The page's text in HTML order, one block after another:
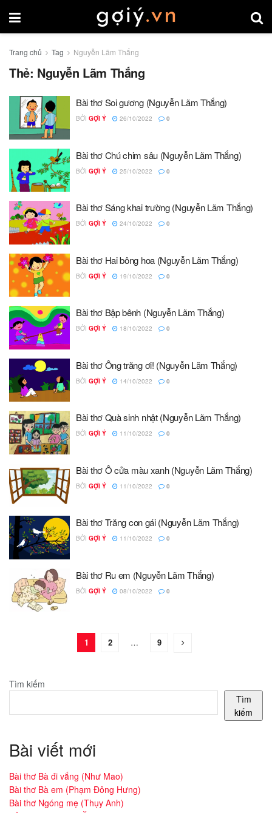
Trang chủ Tag Nguyễn Lãm Thắng
Thẻ: Nguyễn Lãm Thắng
Bài thơ Soi gương (Nguyễn Lãm Thắng)
BỞI GỢI Ý 26/10/2022 0
Bài thơ Chú chim sâu (Nguyễn Lãm Thắng)
BỞI GỢI Ý 25/10/2022 0
Bài thơ Sáng khai trường (Nguyễn Lãm Thắng)
BỞI GỢI Ý 24/10/2022 0
Bài thơ Hai bông hoa (Nguyễn Lãm Thắng)
BỞI GỢI Ý 19/10/2022 0
Bài thơ Bập bênh (Nguyễn Lãm Thắng)
BỞI GỢI Ý 18/10/2022 0
Bài thơ Ông trăng ơi! (Nguyễn Lãm Thắng)
BỞI GỢI Ý 14/10/2022 0
Bài thơ Quà sinh nhật (Nguyễn Lãm Thắng)
BỞI GỢI Ý 11/10/2022 0
Bài thơ Ô cửa màu xanh (Nguyễn Lãm Thắng)
BỞI GỢI Ý 11/10/2022 0
Bài thơ Trăng con gái (Nguyễn Lãm Thắng)
BỞI GỢI Ý 11/10/2022 0
Bài thơ Ru em (Nguyễn Lãm Thắng)
BỞI GỢI Ý 08/10/2022 0
1 2 … 9
Tìm kiếm
Tìm
kiếm
Bài viết mới
Bài thơ Bà đi vắng (Như Mao)
Bài thơ Bà em (Phạm Đông Hưng)
Bài thơ Ngóng mẹ (Thụy Anh)